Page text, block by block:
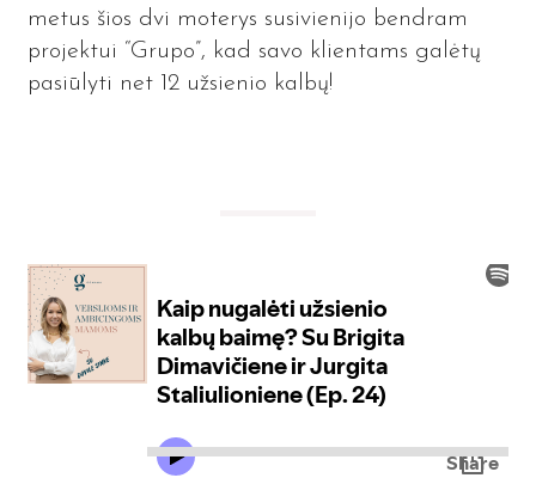
metus šios dvi moterys susivienijo bendram
projektui “Grupo”, kad savo klientams galėtų
pasiūlyti net 12 užsienio kalbų!